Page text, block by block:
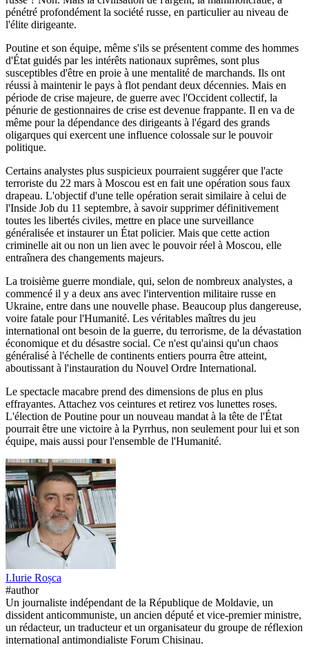
pénétré profondément la société russe, en particulier au niveau de
l'élite dirigeante.
Poutine et son équipe, même s'ils se présentent comme des hommes
d'État guidés par les intérêts nationaux suprêmes, sont plus
susceptibles d'être en proie à une mentalité de marchands. Ils ont
réussi à maintenir le pays à flot pendant deux décennies. Mais en
période de crise majeure, de guerre avec l'Occident collectif, la
pénurie de gestionnaires de crise est devenue frappante. Il en va de
même pour la dépendance des dirigeants à l'égard des grands
oligarques qui exercent une influence colossale sur le pouvoir
politique.
Certains analystes plus suspicieux pourraient suggérer que l'acte
terroriste du 22 mars à Moscou est en fait une opération sous faux
drapeau. L'objectif d'une telle opération serait similaire à celui de
l'Inside Job du 11 septembre, à savoir supprimer définitivement
toutes les libertés civiles, mettre en place une surveillance
généralisée et instaurer un État policier. Mais que cette action
criminelle ait ou non un lien avec le pouvoir réel à Moscou, elle
entraînera des changements majeurs.
La troisième guerre mondiale, qui, selon de nombreux analystes, a
commencé il y a deux ans avec l'intervention militaire russe en
Ukraine, entre dans une nouvelle phase. Beaucoup plus dangereuse,
voire fatale pour l'Humanité. Les véritables maîtres du jeu
international ont besoin de la guerre, du terrorisme, de la dévastation
économique et du désastre social. Ce n'est qu'ainsi qu'un chaos
généralisé à l'échelle de continents entiers pourra être atteint,
aboutissant à l'instauration du Nouvel Ordre International.
Le spectacle macabre prend des dimensions de plus en plus
effrayantes. Attachez vos ceintures et retirez vos lunettes roses.
L'élection de Poutine pour un nouveau mandat à la tête de l'État
pourrait être une victoire à la Pyrrhus, non seulement pour lui et son
équipe, mais aussi pour l'ensemble de l'Humanité.
I.Iurie Roșca
#author
Un journaliste indépendant de la République de Moldavie, un
dissident anticommuniste, un ancien député et vice-premier ministre,
un rédacteur, un traducteur et un organisateur du groupe de réflexion
international antimondialiste Forum Chisinau.